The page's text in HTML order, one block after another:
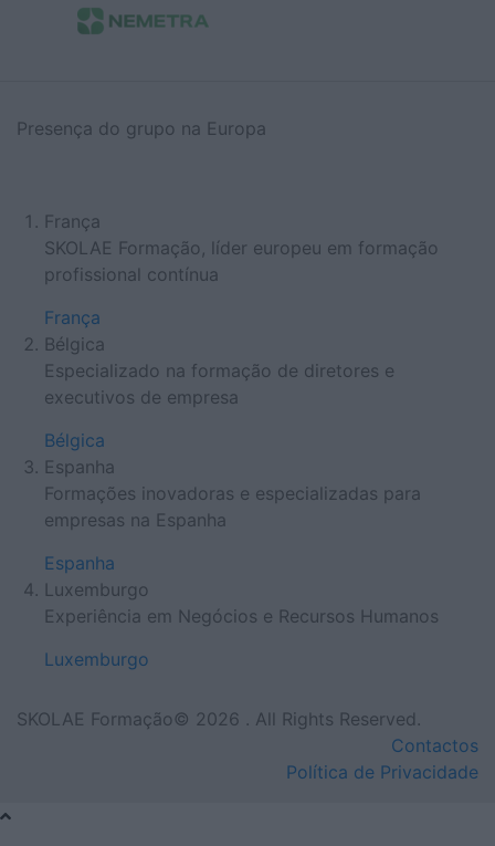
Presença do grupo na Europa
França
SKOLAE Formação, líder europeu em formação
profissional contínua
França
Bélgica
Especializado na formação de diretores e
executivos de empresa
Bélgica
Espanha
Formações inovadoras e especializadas para
empresas na Espanha
Espanha
Luxemburgo
Experiência em Negócios e Recursos Humanos
Luxemburgo
SKOLAE Formação© 2026 . All Rights Reserved.
Contactos
Política de Privacidade